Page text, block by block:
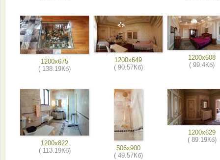
1200x675
( 138.19Кб)
1200x649
( 90.57Кб)
1200x608
( 99.4Кб)
1200x822
( 113.19Кб)
506x900
( 49.57Кб)
1200x629
( 89.19Кб)